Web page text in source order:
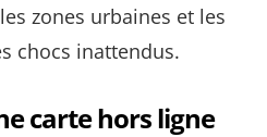
zones urbaines et les
chocs inattendus.
carte hors ligne